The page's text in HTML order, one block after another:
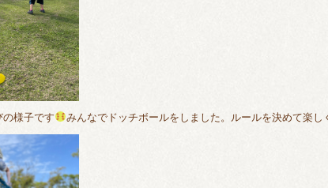
の様子です みんなでドッチボールをしました。ルールを決めて楽し